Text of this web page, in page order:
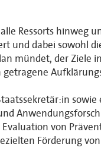
Ressorts hinweg
und dabei sowohl
mündet, der
von
Förderung